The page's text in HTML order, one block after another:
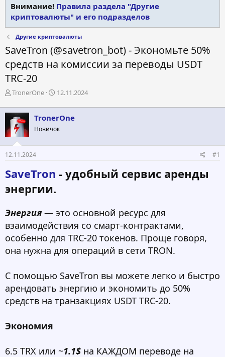
Внимание! Правила раздела "Другие
криптовалюты" и его подразделов
Другие криптовалюты
SaveTron (@savetron_bot) - Экономьте 50%
средств на комиссии за переводы USDT
TRC-20
А
т
о
р
т
е
м
TronerOne
Д
т
а
н
ч
а
12.11.2024
TronerOne
Новичок
12.11.2024 #1
SaveTron - удобный сервис аренды
энергии.
Энергия — это основной ресурс для
взаимодействия со смарт-контрактами,
особенно для TRC-20 токенов. Проще говоря,
она нужна для операций в сети TRON.
С помощью SaveTron вы можете легко и быстро
арендовать энергию и экономить до 50%
средств на транзакциях USDT TRC-20.
Экономия
6.5 TRX или ~1.1$ на КАЖДОМ переводе на